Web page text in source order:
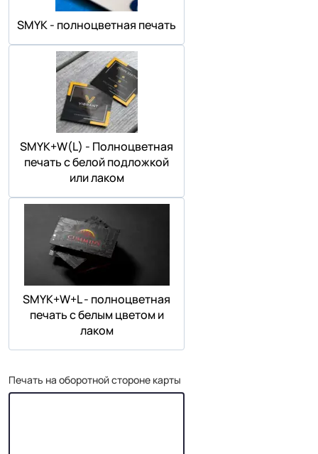
SMYK - полноцветная печать
SMYK+W(L) - Полноцветная
печать с белой подложкой
или лаком
SMYK+W+L - полноцветная
печать с белым цветом и
лаком
Печать на оборотной стороне карты